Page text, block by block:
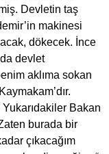
Devletin taş
makinesi
dökecek. İnce
devlet
aklıma sokan
Yukarıdakiler Bakan
burada bir
çıkacağım